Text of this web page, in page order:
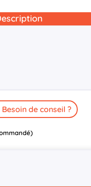
Besoin de conseil ?